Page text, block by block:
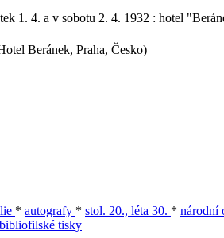
1. 4. a v sobotu 2. 4. 1932 : hotel
Beránek, Praha, Česko)
* autografy * stol. 20., léta 30. * národní
bibliofilské tisky